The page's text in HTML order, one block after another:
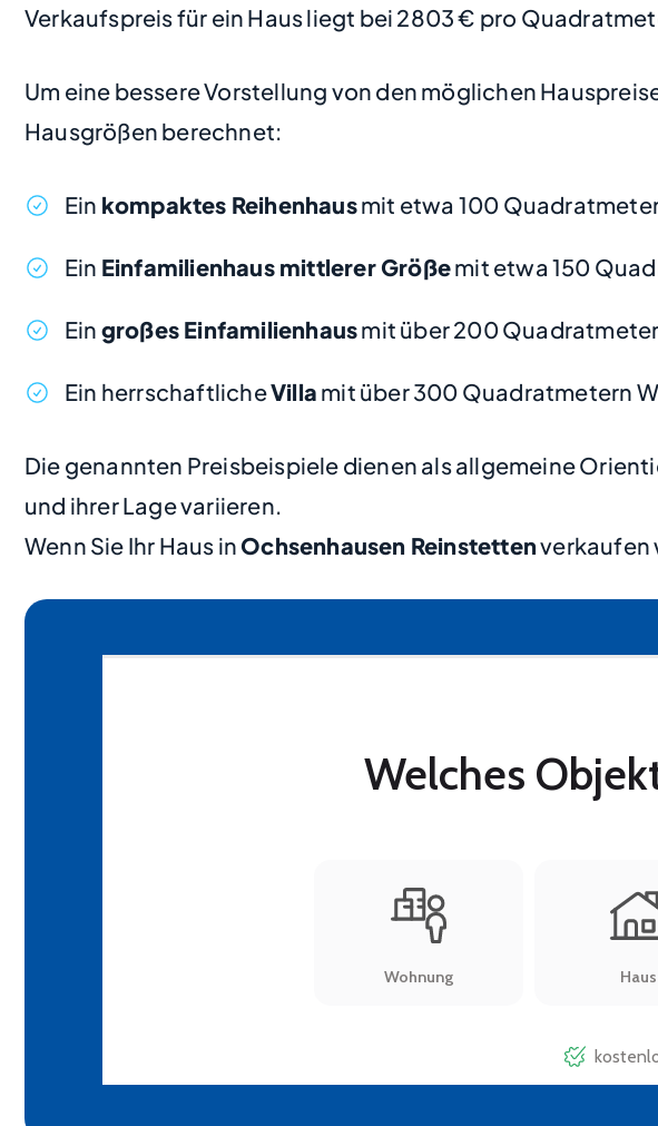
Verkaufspreis für ein Haus liegt bei 2803 € pro
Um eine bessere Vorstellung von den möglichen
Hausgrößen berechnet:
Ein kompaktes Reihenhausmit etwa 100
Ein Einfamilienhaus mittlerer Größemit etwa 150
Ein großes Einfamilienhausmit über 200
Ein herrschaftlicheVilla mit über 300 Quadratmetern
Die genannten Preisbeispiele dienen als allgemeine
und ihrer Lage variieren.
Wenn Sie Ihr Haus inOchsenhausen Reinstettenverkaufen